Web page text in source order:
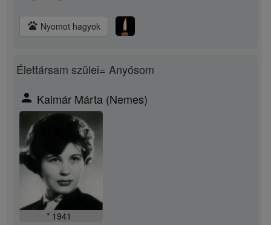
pets Nyomot hagyok
Élettársam szülei= Anyósom
person Kalmár Márta (Nemes)
* 1941